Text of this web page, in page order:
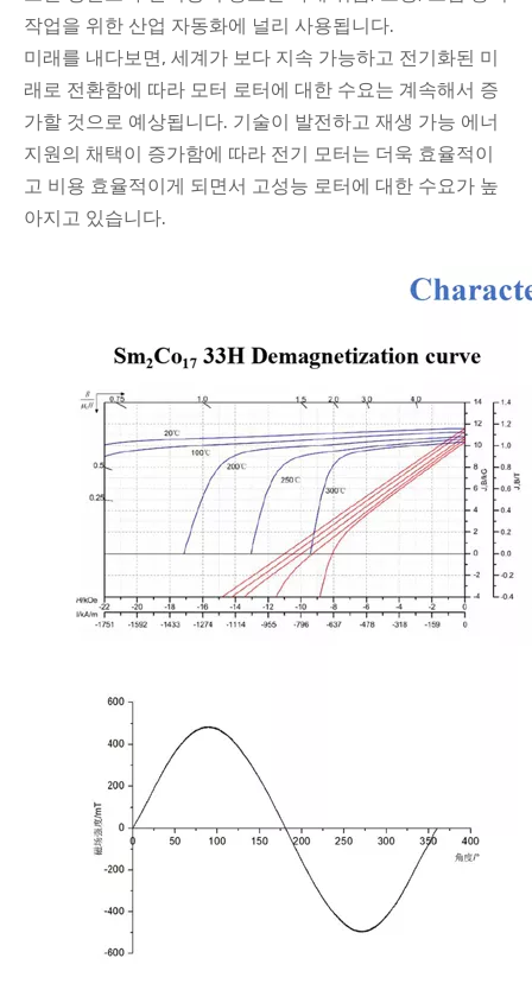
작업을 위한 산업 자동화에 널리 사용됩니다.
미래를 내다보면, 세계가 보다 지속 가능하고 전기화된 미
래로 전환함에 따라 모터 로터에 대한 수요는 계속해서 증
가할 것으로 예상됩니다. 기술이 발전하고 재생 가능 에너
지원의 채택이 증가함에 따라 전기 모터는 더욱 효율적이
고 비용 효율적이게 되면서 고성능 로터에 대한 수요가 높
아지고 있습니다.